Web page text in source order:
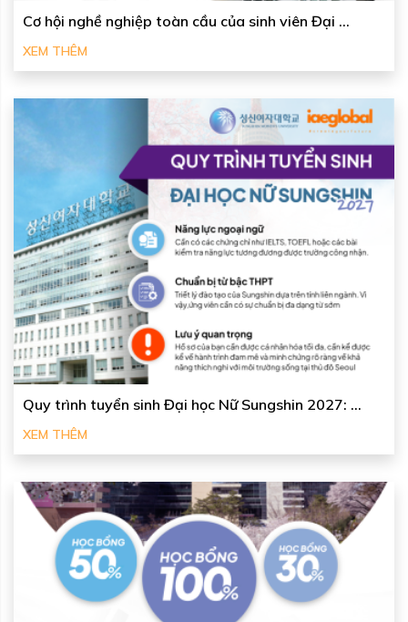
Cơ hội nghề nghiệp toàn cầu của sinh viên Đại ...
XEM THÊM
Quy trình tuyển sinh Đại học Nữ Sungshin 2027: ...
XEM THÊM